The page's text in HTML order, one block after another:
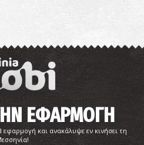
ΕΦΑΡΜΟΓΗ
και ανακάλυψε εν κινήσει τη